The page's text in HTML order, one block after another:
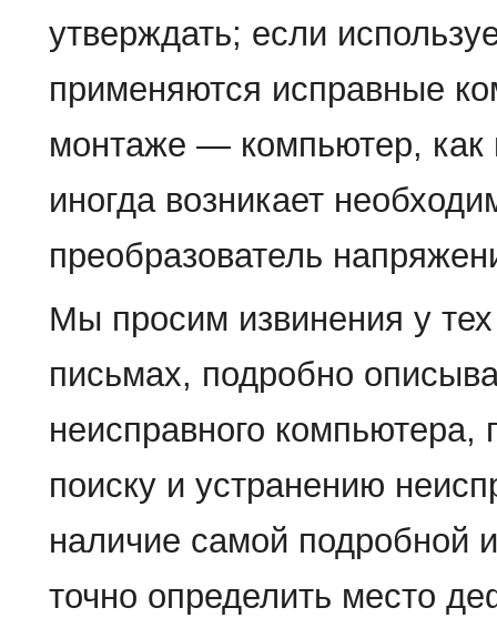
утверждать; если
применяются исправные
монтаже — компьютер, как
иногда возникает
преобразователь
Мы просим извинения у
письмах, подробно
неисправного компьютера,
поиску и устранению
наличие самой подробной
точно определить место